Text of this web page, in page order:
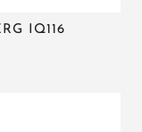
IQ116